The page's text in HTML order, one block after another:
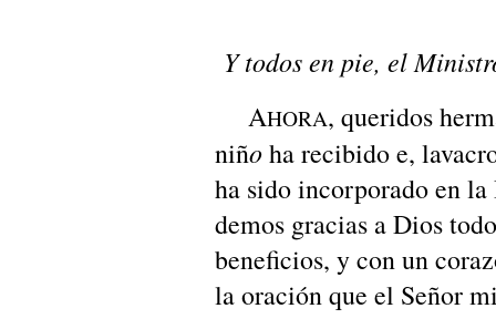
Y todos en pie, el
AHORA, queridos
niñoha recibido e,
ha sido incorporado en
demos gracias a Dios
beneficios, y con un
la oración que el Señor